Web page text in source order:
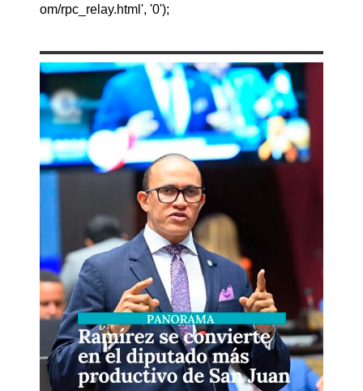
om/rpc_relay.html', '0');